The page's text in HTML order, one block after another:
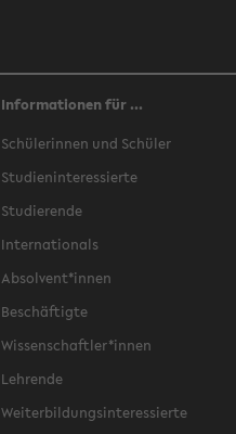
Informationen für ...
Schülerinnen und Schüler
Studieninteressierte
Studierende
Internationals
Absolvent*innen
Beschäftigte
Wissenschaftler*innen
Lehrende
Weiterbildungsinteressierte